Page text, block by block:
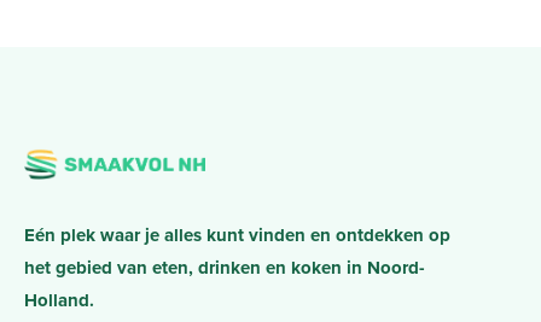
Eén plek waar je alles kunt vinden en ontdekken op
het gebied van eten, drinken en koken in Noord-
Holland.